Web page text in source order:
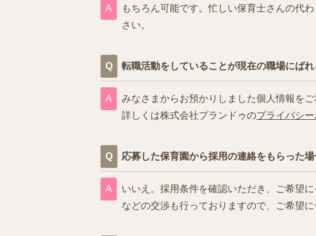
もちろん可能です。忙しい保育士さんの代
さい。
転職活動をしていることが現在の職場にば
みなさまからお預かりしました個人情報を
詳しくは株式会社プランドゥのプライバシ
応募した保育園から採用の連絡をもらった
いいえ。採用条件を確認いただき、ご希望
などの交渉も行っておりますので、ご希望